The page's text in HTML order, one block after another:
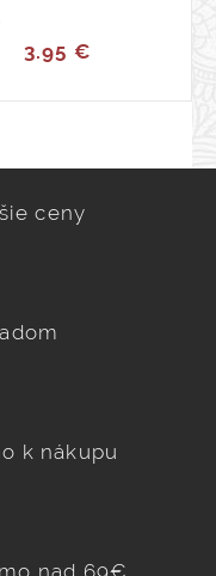
3.95 €
ceny
k nákupu